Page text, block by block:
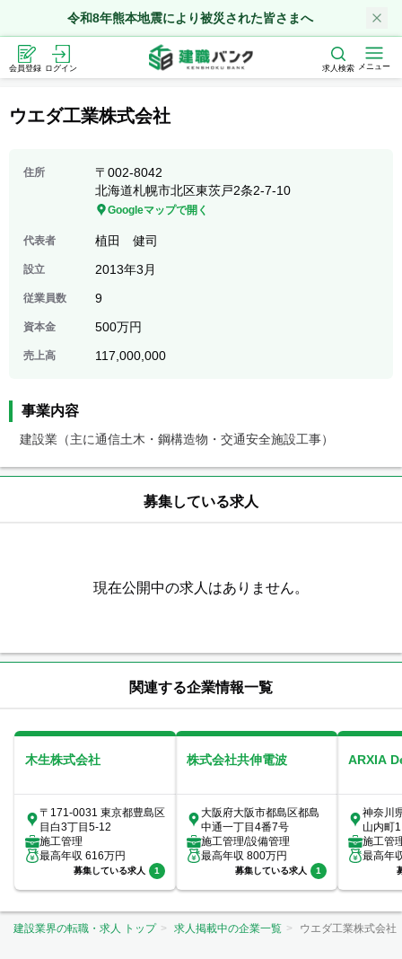
令和8年熊本地震により被災された皆さまへ
会員登録 ログイン 求人検索 メニュー
ウエダ工業株式会社
住所 〒 002-8042
北海道札幌市北区東茨戸2条2-7-10
Googleマップで開く
代表者 植田 健司
設立 2013年3月
従業員数 9
資本金 500万円
売上高 117,000,000
事業内容
建設業（主に通信土木・鋼構造物・交通安全施設工事）
募集している求人
現在公開中の求人はありません。
関連する企業情報一覧
木生株式会社
〒171-0031 東京都豊島区
目白3丁目5-12
施工管理
最高年収 616万円
募集している求人 1
株式会社共伸電波
大阪府大阪市都島区都島
中通一丁目4番7号
施工管理/設備管理
最高年収 800万円
募集している求人 1
ARXIA
神奈川
山内町
室
施工管
最高年
建設業界の転職・求人 トップ 求人掲載中の企業一覧 ウエダ工業株式会社